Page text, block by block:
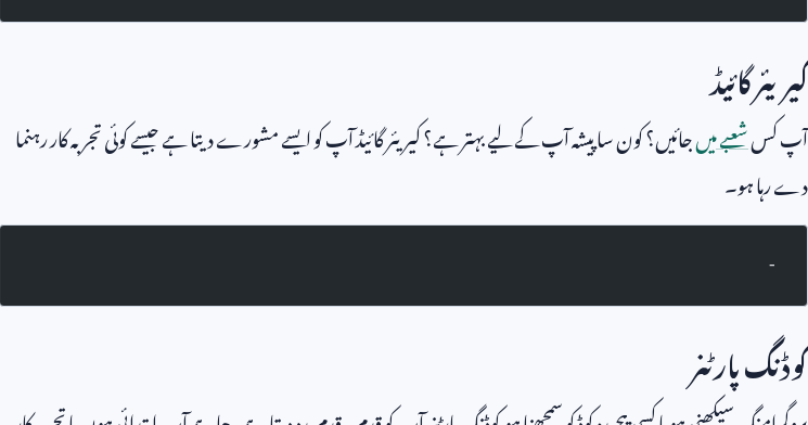
کیریئر گائیڈ
آپ کسشعبے میںجائیں؟ کون سا پیشہ آپ کے لیے بہتر ہے؟ کیریئر گائیڈ آپ کو ایسے مشورے دیتا ہے جیسے کوئی تجربہ کار رہنما
دے رہا ہو۔
-
کوڈنگ پارٹنر